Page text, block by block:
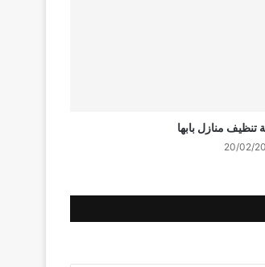
منازل بابها
20/02/